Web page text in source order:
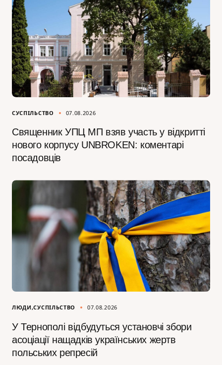
СУСПІЛЬСТВО 07.08.2026
Священник УПЦ МП взяв участь у відкритті
нового корпусу UNBROKEN: коментарі
посадовців
ЛЮДИ СУСПІЛЬСТВО 07.08.2026
У Тернополі відбудуться установчі збори
асоціації нащадків українських жертв
польських репресій